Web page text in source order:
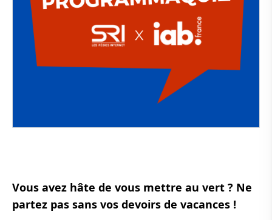
Vous avez hâte de vous mettre au vert ? Ne
partez pas sans vos devoirs de vacances !